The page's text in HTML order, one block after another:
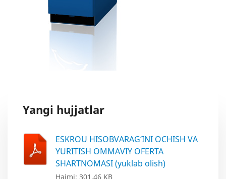
Yangi hujjatlar
ESKROU HISOBVARAG‘INI OCHISH VA
YURITISH OMMAVIY OFERTA
SHARTNOMASI (yuklab olish)
Hajmi: 301.46 KB